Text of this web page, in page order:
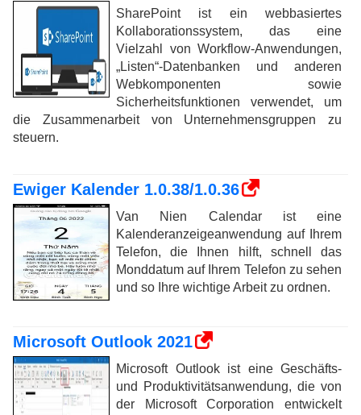
SharePoint ist ein webbasiertes
Kollaborationssystem, das eine
Vielzahl von Workflow-Anwendungen,
„Listen“-Datenbanken und anderen
Webkomponenten sowie
Sicherheitsfunktionen verwendet, um
die Zusammenarbeit von Unternehmensgruppen zu
steuern.
Ewiger Kalender 1.0.38/1.0.36
Van Nien Calendar ist eine
Kalenderanzeigeanwendung auf Ihrem
Telefon, die Ihnen hilft, schnell das
Monddatum auf Ihrem Telefon zu sehen
und so Ihre wichtige Arbeit zu ordnen.
Microsoft Outlook 2021
Microsoft Outlook ist eine Geschäfts-
und Produktivitätsanwendung, die von
der Microsoft Corporation entwickelt